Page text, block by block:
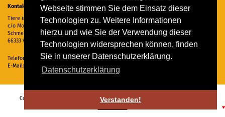
Webseite stimmen Sie dem Einsatz dieser
Technologien zu. Weitere Informationen
hierzu und wie Sie der Verwendung dieser
Technologien widersprechen können, finden
Sie in unserer Datenschutzerklärung.
Datenschutzerklärung
Verstanden!
Kontakt
Tiere in Not Saar e.V.
c/o Monika Ewen
Schmelzer Straße 22
66333 Völklingen
Telefon:
06898 294862
E-Mail:
info@tiere-in-not-saar.de
Copyright © 2026 Tiere in Not Saar e.V. Alle Rechte vorbehalten. -
♥